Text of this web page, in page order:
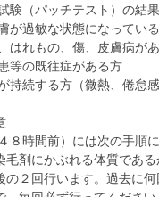
験（パッチテスト）の結
過敏な状態になってい
はれもの、傷、皮膚病が
等の既往症がある方
持続する方（微熱、倦怠
８時間前）には次の手順
毛剤にかぶれる体質であ
の２回行います。過去に